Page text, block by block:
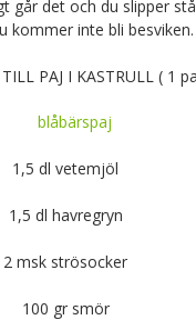
går det och du slipper
kommer inte bli besviken.
PAJ I KASTRULL ( 1
1,5 dl vetemjöl
1,5 dl havregryn
2 msk strösocker
100 gr smör